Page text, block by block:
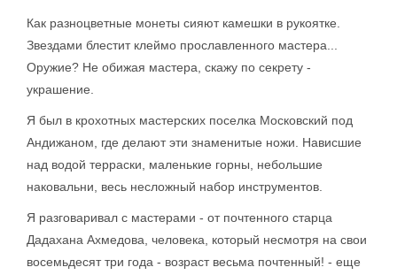
Как разноцветные монеты сияют камешки в рукоятке.
Звездами блестит клеймо прославленного мастера...
Оружие? Не обижая мастера, скажу по секрету -
украшение.
Я был в крохотных мастерских поселка Московский под
Андижаном, где делают эти знаменитые ножи. Нависшие
над водой терраски, маленькие горны, небольшие
наковальни, весь несложный набор инструментов.
Я разговаривал с мастерами - от почтенного старца
Дадахана Ахмедова, человека, который несмотря на свои
восемьдесят три года - возраст весьма почтенный! - еще